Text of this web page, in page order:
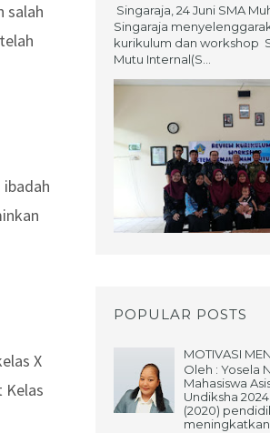
salah
X
Kelas
Singaraja, 24 Juni SMA
Singaraja
kurikulum dan workshop
Mutu Internal(S...
POPULAR POSTS
MOTIVASI
Oleh : Yosela
Mahasiswa
Undiksha
(2020)